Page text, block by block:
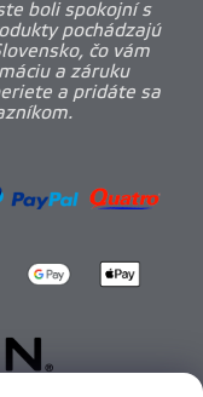
boli spokojní s
pochádzajú
čo vám
a záruku
a pridáte sa